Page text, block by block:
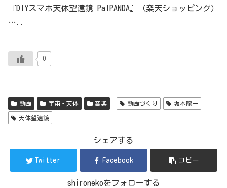
『DIYスマホ天体望遠鏡 PalPANDA』（楽天ショッピング）
…..
0
動画 宇宙・天体 音楽 動画づくり 坂本龍一
天体望遠鏡
シェアする
Twitter Facebook コピー
shironekoをフォローする